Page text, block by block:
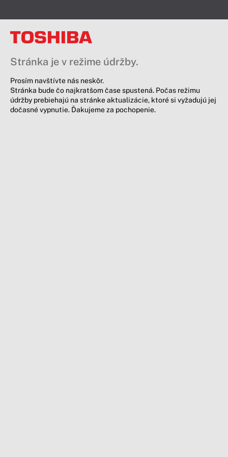
Stránka je v režime údržby.
Prosím navštívte nás neskôr.
Stránka bude čo najkratšom čase spustená. Počas režimu
údržby prebiehajú na stránke aktualizácie, ktoré si vyžadujú jej
dočasné vypnutie. Ďakujeme za pochopenie.